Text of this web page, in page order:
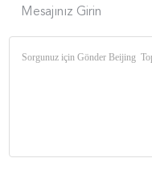
Mesajınız Girin